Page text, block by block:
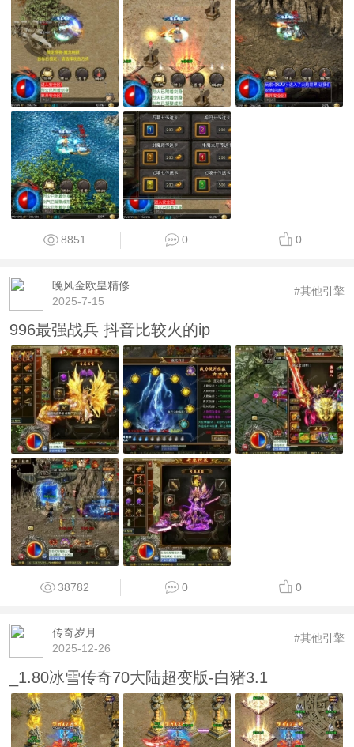
8851 0 0
晚风金欧皇精修
2025-7-15
#其他引擎
996最强战兵 抖音比较火的ip
38782 0 0
传奇岁月
2025-12-26
#其他引擎
_1.80冰雪传奇70大陆超变版-白猪3.1